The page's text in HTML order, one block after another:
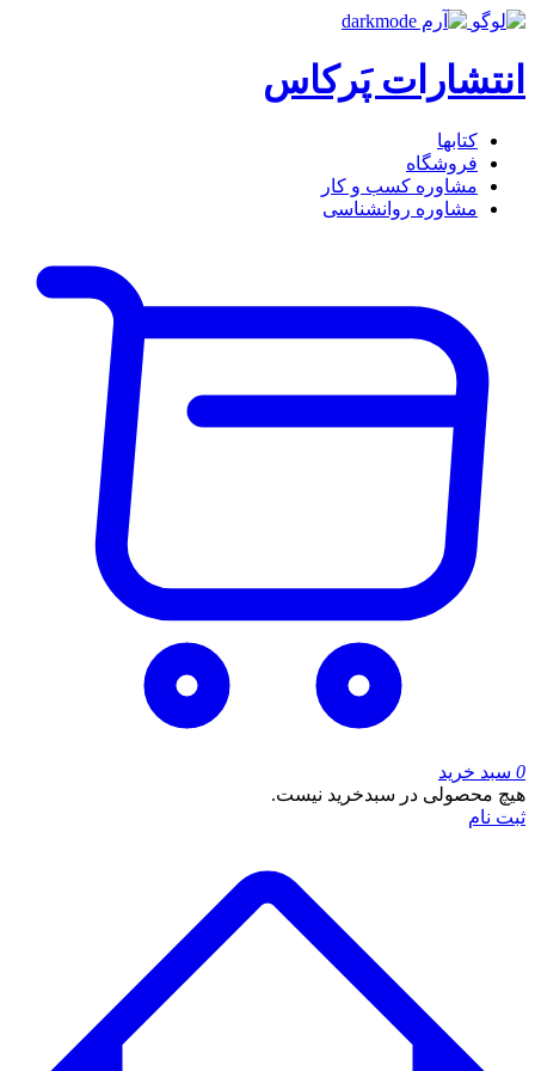
انتشارات پَرکاس
کتاب‎ها
فروشگاه
مشاوره کسب و کار
مشاوره روان‎شناسی
0 سبد خرید
هیچ محصولی در سبدخرید نیست.
ثبت نام